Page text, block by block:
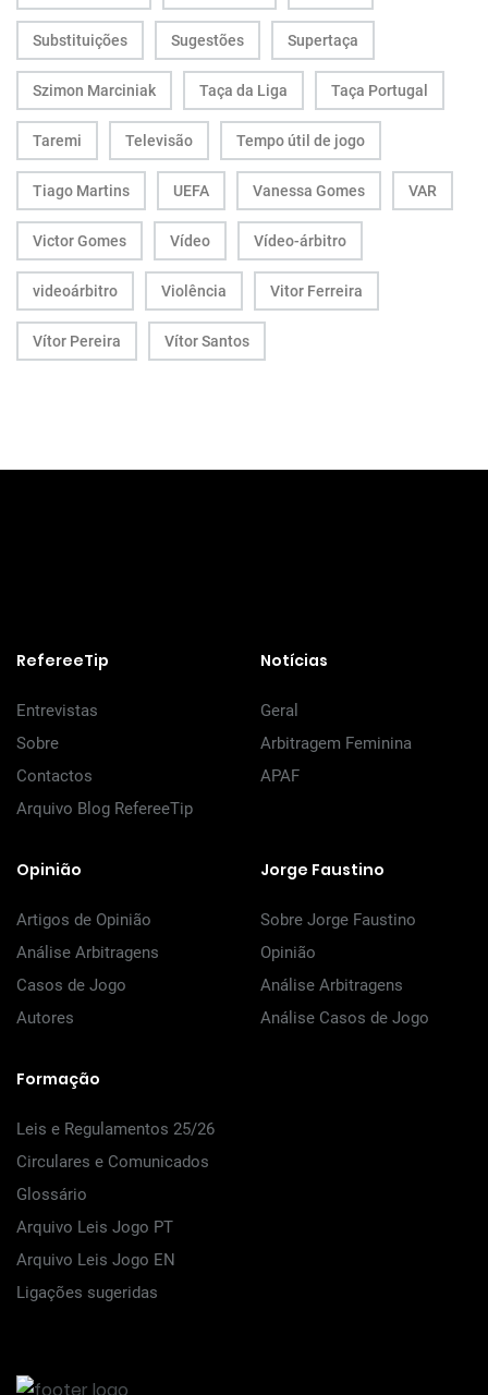
Substituições Sugestões Supertaça
Szimon Marciniak Taça da Liga Taça Portugal
Taremi Televisão Tempo útil de jogo
Tiago Martins UEFA Vanessa Gomes VAR
Victor Gomes Vídeo Vídeo-árbitro
videoárbitro Violência Vitor Ferreira
Vítor Pereira Vítor Santos
RefereeTip
Entrevistas
Sobre
Contactos
Arquivo Blog RefereeTip
Notícias
Geral
Arbitragem Feminina
APAF
Opinião
Artigos de Opinião
Análise Arbitragens
Casos de Jogo
Autores
Jorge Faustino
Sobre Jorge Faustino
Opinião
Análise Arbitragens
Análise Casos de Jogo
Formação
Leis e Regulamentos 25/26
Circulares e Comunicados
Glossário
Arquivo Leis Jogo PT
Arquivo Leis Jogo EN
Ligações sugeridas